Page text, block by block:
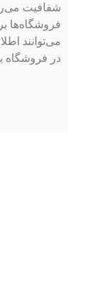
شفافیت
فروشگاه‌ها
در فروشگاه